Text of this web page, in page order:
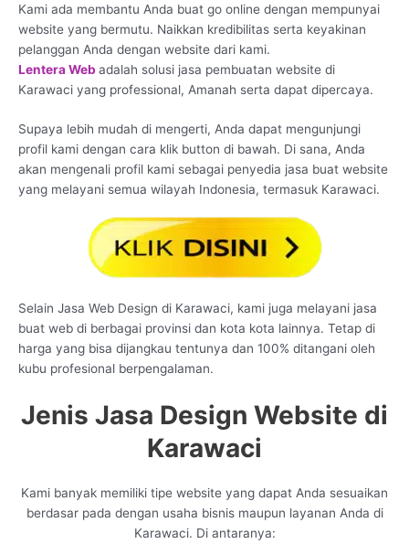
Kami ada membantu Anda buat go online dengan mempunyai
website yang bermutu. Naikkan kredibilitas serta keyakinan
pelanggan Anda dengan website dari kami.
Lentera Web adalah solusi jasa pembuatan website di
Karawaci yang professional, Amanah serta dapat dipercaya.
Supaya lebih mudah di mengerti, Anda dapat mengunjungi
profil kami dengan cara klik button di bawah. Di sana, Anda
akan mengenali profil kami sebagai penyedia jasa buat website
yang melayani semua wilayah Indonesia, termasuk Karawaci.
Selain Jasa Web Design di Karawaci, kami juga melayani jasa
buat web di berbagai provinsi dan kota kota lainnya. Tetap di
harga yang bisa dijangkau tentunya dan 100% ditangani oleh
kubu profesional berpengalaman.
Jenis Jasa Design Website di
Karawaci
Kami banyak memiliki tipe website yang dapat Anda sesuaikan
berdasar pada dengan usaha bisnis maupun layanan Anda di
Karawaci. Di antaranya: